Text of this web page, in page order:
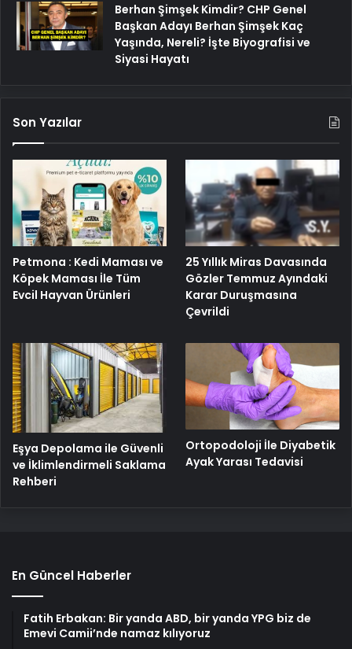
Berhan Şimşek Kimdir? CHP Genel
Başkan Adayı Berhan Şimşek Kaç
Yaşında, Nereli? İşte Biyografisi ve
Siyasi Hayatı
Son Yazılar
Petmona : Kedi Maması ve
Köpek Maması İle Tüm
Evcil Hayvan Ürünleri
25 Yıllık Miras Davasında
Gözler Temmuz Ayındaki
Karar Duruşmasına
Çevrildi
Eşya Depolama ile Güvenli
ve İklimlendirmeli Saklama
Rehberi
Ortopodoloji İle Diyabetik
Ayak Yarası Tedavisi
En Güncel Haberler
Fatih Erbakan: Bir yanda ABD, bir yanda YPG biz de
Emevi Camii’nde namaz kılıyoruz